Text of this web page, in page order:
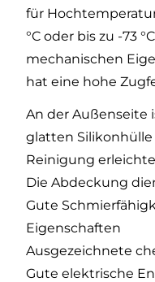
für
°C oder bis zu -73
mechanischen
hat eine hohe
An der Außenseite
glatten Silikonhülle
Reinigung
Die Abdeckung
Gute
Eigenschaften
Ausgezeichnete
Gute elektrische